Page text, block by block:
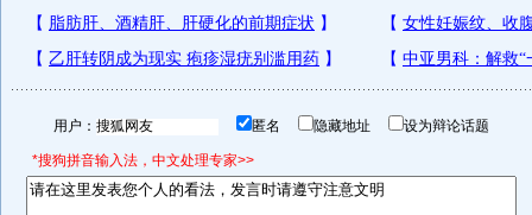
用户： 匿名 隐藏地址 设为辩论话题
*搜狗拼音输入法，中文处理专家>>